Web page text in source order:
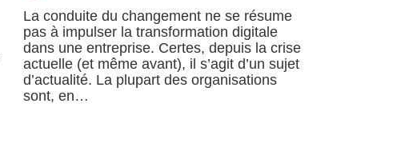
La conduite du changement ne se résume
pas à impulser la transformation digitale
dans une entreprise. Certes, depuis la crise
actuelle (et même avant), il s’agit d’un sujet
d’actualité. La plupart des organisations
sont, en…